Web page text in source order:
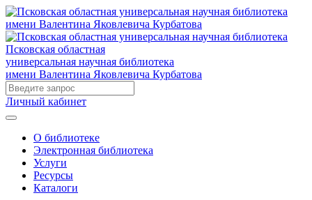
Псковская областная
универсальная научная библиотека
имени Валентина Яковлевича Курбатова
Личный кабинет
О библиотеке
Электронная библиотека
Услуги
Ресурсы
Каталоги